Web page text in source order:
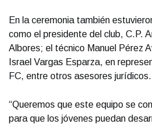
En la ceremonia también
como el presidente del club, C.P.
Albores; el técnico Manuel Pérez
Israel Vargas Esparza, en
FC, entre otros asesores jurídicos.
“Queremos que este equipo se
para que los jóvenes puedan